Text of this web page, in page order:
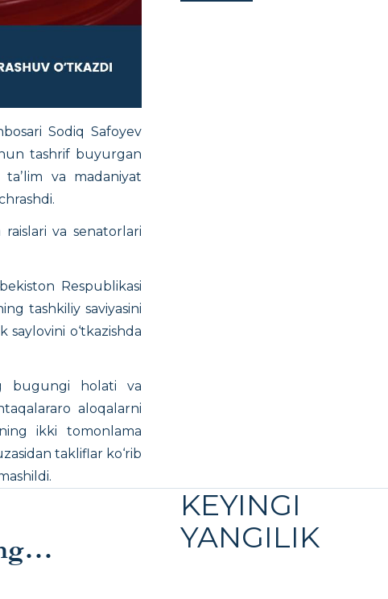
Sodiq Safoyev
tashrif buyurgan
taʼlim va madaniyat
raislari va senatorlari
Respublikasi
tashkiliy saviyasini
o‘tkazishda
bugungi holati va
aloqalarni
ikki tomonlama
takliflar ko‘rib
konsuli
KEYINGI
YANGILIK